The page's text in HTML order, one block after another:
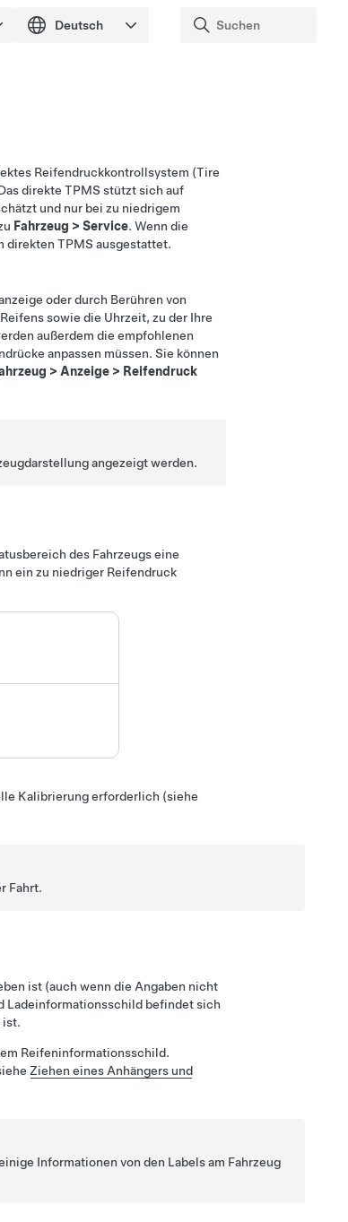
Reifendruckkontrollsystem (Tire
direkte TPMS stützt sich auf
und nur bei zu niedrigem
Fahrzeug > Service. Wenn die
direkten TPMS ausgestattet.
oder durch Berühren von
sowie die Uhrzeit, zu der Ihre
außerdem die empfohlenen
anpassen müssen. Sie können
> Anzeige > Reifendruck
angezeigt werden.
des Fahrzeugs eine
ein zu niedriger Reifendruck
Kalibrierung erforderlich (siehe
Fahrt.
ist (auch wenn die Angaben nicht
Ladeinformationsschild befindet sich
ist.
Reifeninformationsschild.
Ziehen eines Anhängers und
Informationen von den Labels am Fahrzeug